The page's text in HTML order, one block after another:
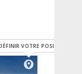
VOTRE POSITION